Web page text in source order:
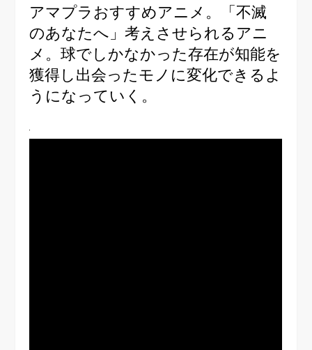
アマプラおすすめアニメ。「不滅
のあなたへ」考えさせられるアニ
メ。球でしかなかった存在が知能を
獲得し出会ったモノに変化できるよ
うになっていく。